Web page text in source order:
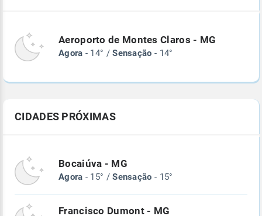
Aeroporto de Montes Claros - MG
Agora - 14° /Sensação - 14°
CIDADES PRÓXIMAS
Bocaiúva - MG
Agora - 15° /Sensação - 15°
Francisco Dumont - MG